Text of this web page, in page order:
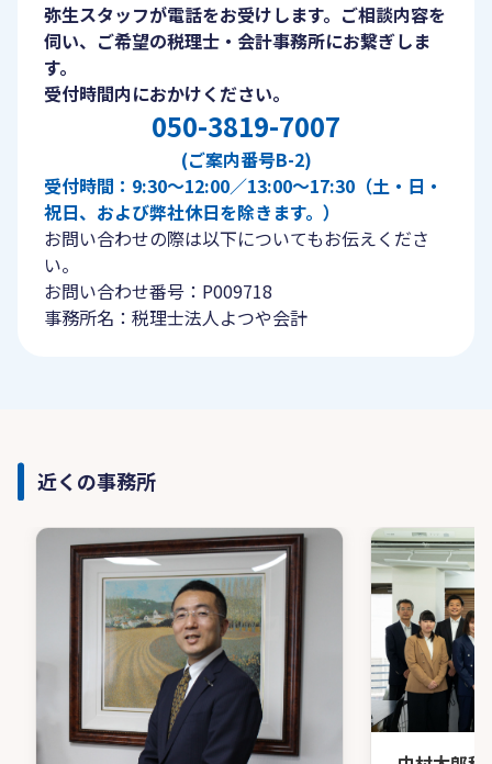
弥生スタッフが電話をお受けします。ご相談内容を
伺い、ご希望の税理士・会計事務所にお繋ぎしま
す。
受付時間内におかけください。
050-3819-7007
(ご案内番号B-2)
受付時間：9:30〜12:00／13:00〜17:30（土・日・
祝日、および弊社休日を除きます。）
お問い合わせの際は以下についてもお伝えくださ
い。
お問い合わせ番号：P009718
事務所名：税理士法人よつや会計
近くの事務所